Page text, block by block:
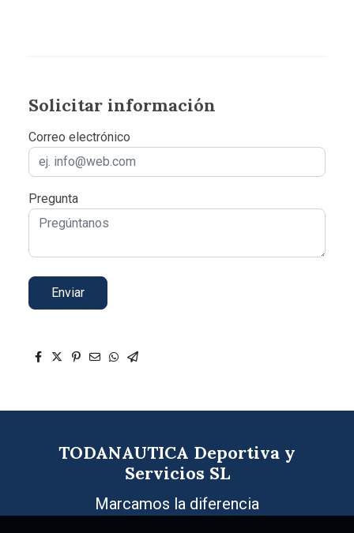
Solicitar información
Correo electrónico
Pregunta
Enviar
TODANAUTICA Deportiva y
Servicios SL
Marcamos la diferencia